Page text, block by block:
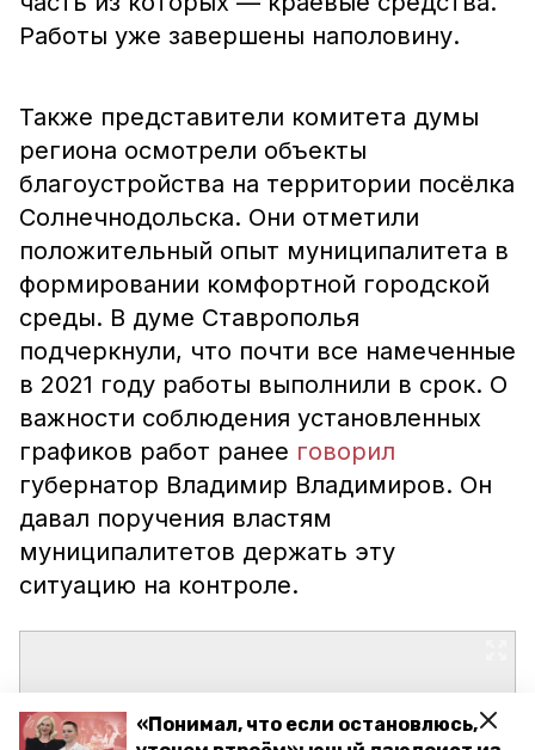
«Понимал, что если остановлюсь,
Работы уже завершены наполовину.
Также представители комитета думы
региона осмотрели объекты
благоустройства на территории посёлка
Солнечнодольска. Они отметили
положительный опыт муниципалитета в
формировании комфортной городской
среды. В думе Ставрополья
подчеркнули, что почти все намеченные
в 2021 году работы выполнили в срок. О
важности соблюдения установленных
графиков работ ранее говорил
губернатор Владимир Владимиров. Он
давал поручения властям
муниципалитетов держать эту
ситуацию на контроле.